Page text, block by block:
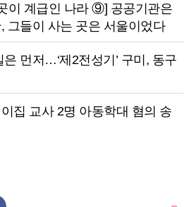
이 계급인 나라 ⑨] 공공기관은
그들이 사는 곳은 서울이었다
먼저…‘제2전성기’ 구미, 동구
집 교사 2명 아동학대 혐의 송